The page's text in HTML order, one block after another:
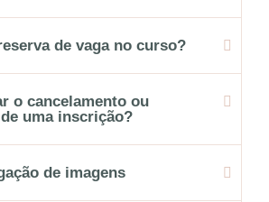
de vaga no curso?
o cancelamento ou
uma inscrição?
de imagens